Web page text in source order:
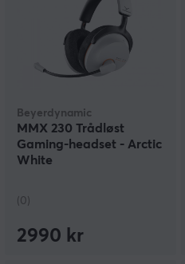
Beyerdynamic
MMX 230 Trådløst
Gaming-headset - Arctic
White
(0)
2990 kr